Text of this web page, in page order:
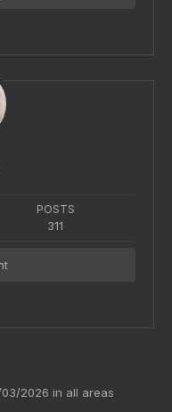
POSTS
311
2026 in all areas